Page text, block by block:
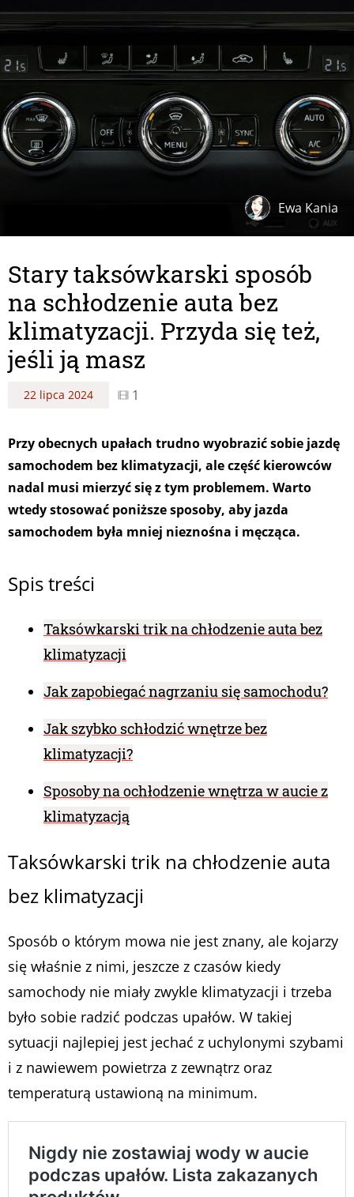
Ewa Kania
Stary taksówkarski sposób
na schłodzenie auta bez
klimatyzacji. Przyda się też,
jeśli ją masz
22 lipca 2024 1
Przy obecnych upałach trudno wyobrazić sobie jazdę
samochodem bez klimatyzacji, ale część kierowców
nadal musi mierzyć się z tym problemem. Warto
wtedy stosować poniższe sposoby, aby jazda
samochodem była mniej nieznośna i męcząca.
Spis treści
Taksówkarski trik na chłodzenie auta bez
klimatyzacji
Jak zapobiegać nagrzaniu się samochodu?
Jak szybko schłodzić wnętrze bez
klimatyzacji?
Sposoby na ochłodzenie wnętrza w aucie z
klimatyzacją
Taksówkarski trik na chłodzenie auta
bez klimatyzacji
Sposób o którym mowa nie jest znany, ale kojarzy
się właśnie z nimi, jeszcze z czasów kiedy
samochody nie miały zwykle klimatyzacji i trzeba
było sobie radzić podczas upałów. W takiej
sytuacji najlepiej jest jechać z uchylonymi szybami
i z nawiewem powietrza z zewnątrz oraz
temperaturą ustawioną na minimum.